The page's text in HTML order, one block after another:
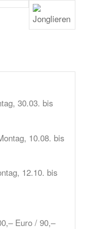
30.03. bis
10.08. bis
12.10. bis
Euro / 90,–